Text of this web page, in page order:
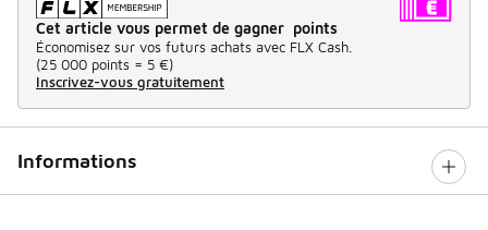
Cet article vous permet de gagner points
Économisez sur vos futurs achats avec FLX Cash.
(25 000 points = 5 €)
Inscrivez-vous gratuitement
Informations